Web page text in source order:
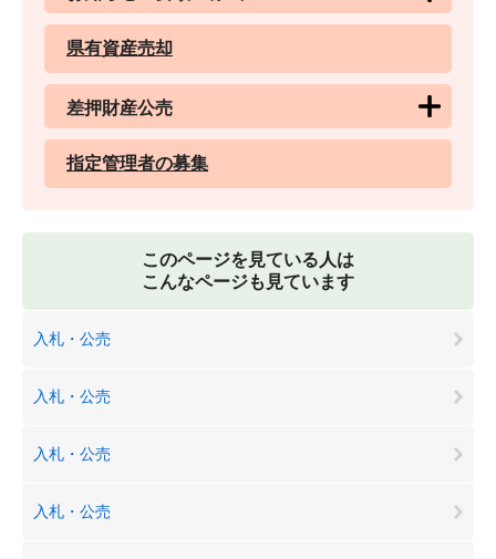
県有資産売却
差押財産公売
指定管理者の募集
このページを見ている人は
こんなページも見ています
入札・公売
入札・公売
入札・公売
入札・公売